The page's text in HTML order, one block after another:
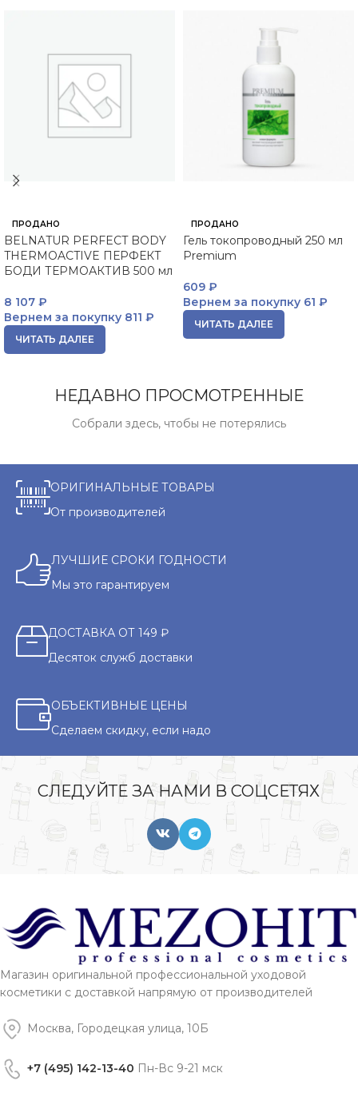
ПРОДАНО
BELNATUR PERFECT BODY
THERMOACTIVE ПЕРФЕКТ
БОДИ ТЕРМОАКТИВ 500 мл
8 107 ₽
Вернем за покупку 811 ₽
ЧИТАТЬ ДАЛЕЕ
ПРОДАНО
Гель токопроводный 250 мл
Premium
609 ₽
Вернем за покупку 61 ₽
ЧИТАТЬ ДАЛЕЕ
НЕДАВНО ПРОСМОТРЕННЫЕ
Собрали здесь, чтобы не потерялись
ОРИГИНАЛЬНЫЕ ТОВАРЫ
От производителей
ЛУЧШИЕ СРОКИ ГОДНОСТИ
Мы это гарантируем
ДОСТАВКА ОТ 149 ₽
Десяток служб доставки
ОБЪЕКТИВНЫЕ ЦЕНЫ
Сделаем скидку, если надо
СЛЕДУЙТЕ ЗА НАМИ В СОЦСЕТЯХ
Магазин оригинальной профессиональной уходовой
косметики с доставкой напрямую от производителей
Москва, Городецкая улица, 10Б
+7 (495) 142-13-40 Пн-Вс 9-21 мск